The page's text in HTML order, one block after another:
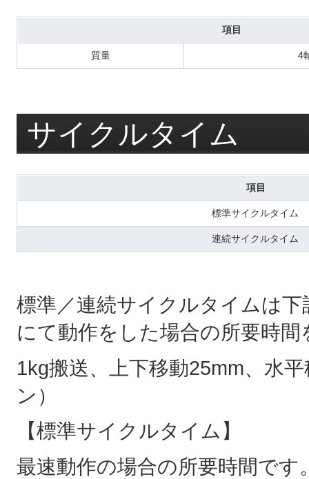
項目
質量 4
サイクルタイム
項目
標準サイクルタイム
連続サイクルタイム
標準／連続サイクルタイムは
にて動作をした場合の所要時間
1kg搬送、上下移動25mm、水
ン）
【標準サイクルタイム】
最速動作の場合の所要時間で